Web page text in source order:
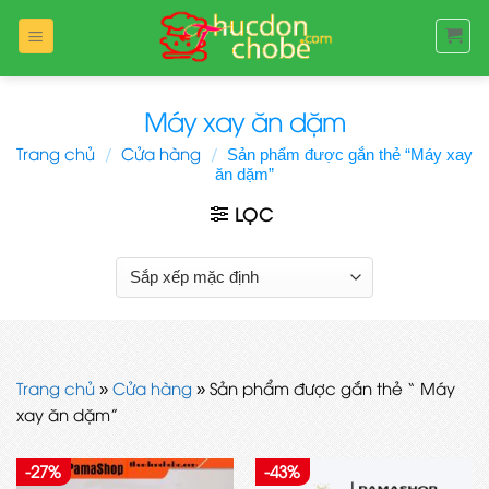
qua
Máy xay ăn dặm
Trang chủ / Cửa hàng / Sản phẩm được gắn thẻ “Máy xay
ăn dặm”
LỌC
Trang chủ » Cửa hàng » Sản phẩm được gắn thẻ “ Máy
xay ăn dặm”
-27% -43%